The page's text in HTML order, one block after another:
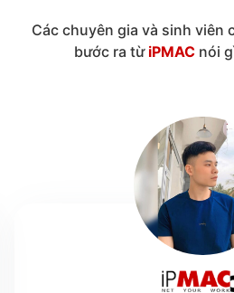
Các chuyên gia và sinh viên
bước ra từ iPMACnói